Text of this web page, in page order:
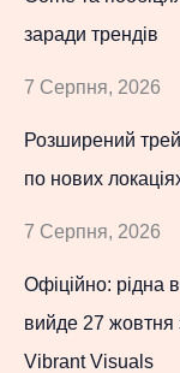
заради трендів
7 Серпня, 2026
Розширений
по нових
7 Серпня, 2026
Офіційно: рідна
вийде 27 жовтня
Vibrant Visuals